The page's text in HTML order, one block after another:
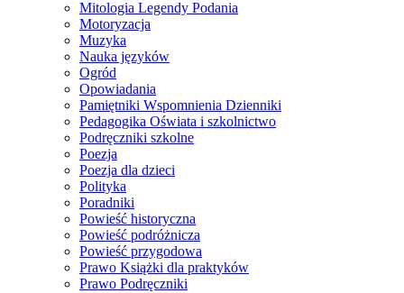
Mitologia Legendy Podania
Motoryzacja
Muzyka
Nauka języków
Ogród
Opowiadania
Pamiętniki Wspomnienia Dzienniki
Pedagogika Oświata i szkolnictwo
Podręczniki szkolne
Poezja
Poezja dla dzieci
Polityka
Poradniki
Powieść historyczna
Powieść podróżnicza
Powieść przygodowa
Prawo Książki dla praktyków
Prawo Podręczniki